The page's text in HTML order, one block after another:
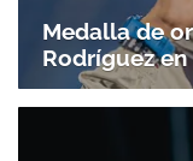
Medalla de
Rodríguez